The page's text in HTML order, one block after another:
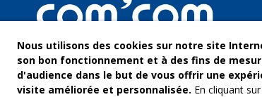
Nous utilisons des cookies sur notre site
son bon fonctionnement et à des fins de
d'audience dans le but de vous offrir une
visite améliorée et personnalisée. En cliquant